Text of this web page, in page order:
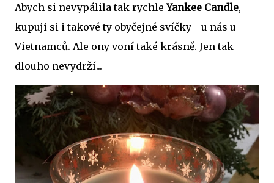
Abych si nevypálila tak rychleYankee Candle,
kupuji si i takové ty obyčejné svíčky - u nás u
Vietnamců. Ale ony voní také krásně. Jen tak
dlouho nevydrží...